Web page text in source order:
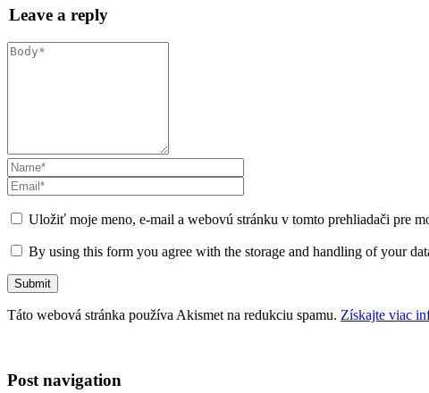
Leave a reply
Uložiť moje meno, e-mail a webovú stránku v tomto prehliadači pre
By using this form you agree with the storage and handling of your
Táto webová stránka používa Akismet na redukciu spamu. Získajte viac
Post navigation